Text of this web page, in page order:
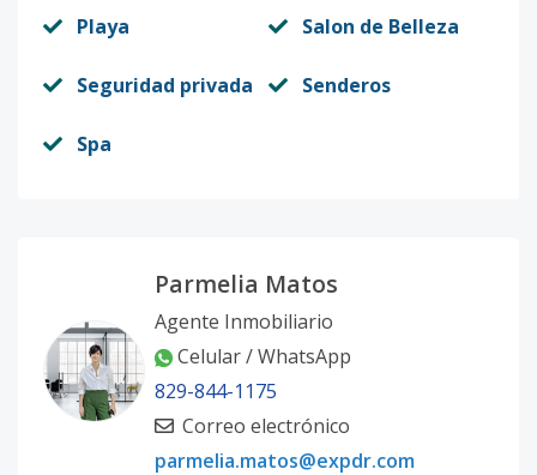
Playa Salon de Belleza
Seguridad privada Senderos
Spa
Parmelia Matos
Agente Inmobiliario
Celular / WhatsApp
829-844-1175
Correo electrónico
parmelia.matos@expdr.com